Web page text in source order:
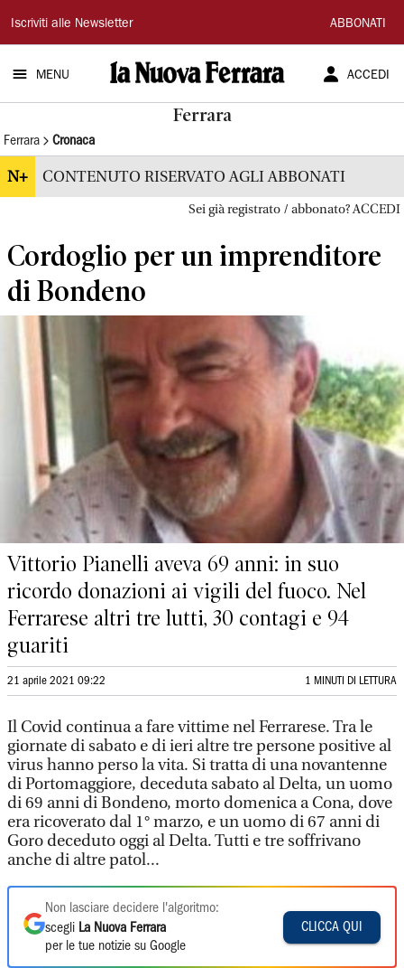
La
Nuova
Ferrara
Iscriviti alle Newsletter ABBONATI
MENU ACCEDI
Ferrara
Ferrara Cronaca
N+ CONTENUTO RISERVATO AGLI ABBONATI
Sei già registrato / abbonato? ACCEDI
Cordoglio per un imprenditore
di Bondeno
Vittorio Pianelli aveva 69 anni: in suo
ricordo donazioni ai vigili del fuoco. Nel
Ferrarese altri tre lutti, 30 contagi e 94
guariti
21 aprile 2021 09:22 1 MINUTI DI LETTURA
Il Covid continua a fare vittime nel Ferrarese. Tra le
giornate di sabato e di ieri altre tre persone positive al
virus hanno perso la vita. Si tratta di una novantenne
di Portomaggiore, deceduta sabato al Delta, un uomo
di 69 anni di Bondeno, morto domenica a Cona, dove
era ricoverato dal 1° marzo, e un uomo di 67 anni di
Goro deceduto oggi al Delta. Tutti e tre soffrivano
anche di altre patol...
Non lasciare decidere l'algoritmo:
scegli La Nuova Ferrara
per le tue notizie su Google
CLICCA QUI